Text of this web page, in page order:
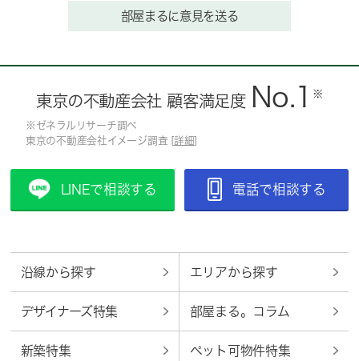
部屋まるに意見を送る
東京の不動産会社 顧客満足度 No.1 ※
※ゼネラルリサーチ調べ
東京の不動産会社イメージ調査 [ 詳細
LINEで相談する 電話で相談する
沿線から探す エリアから探す
デザイナーズ特集 部屋まる。コラム
新築特集 ペット可物件特集